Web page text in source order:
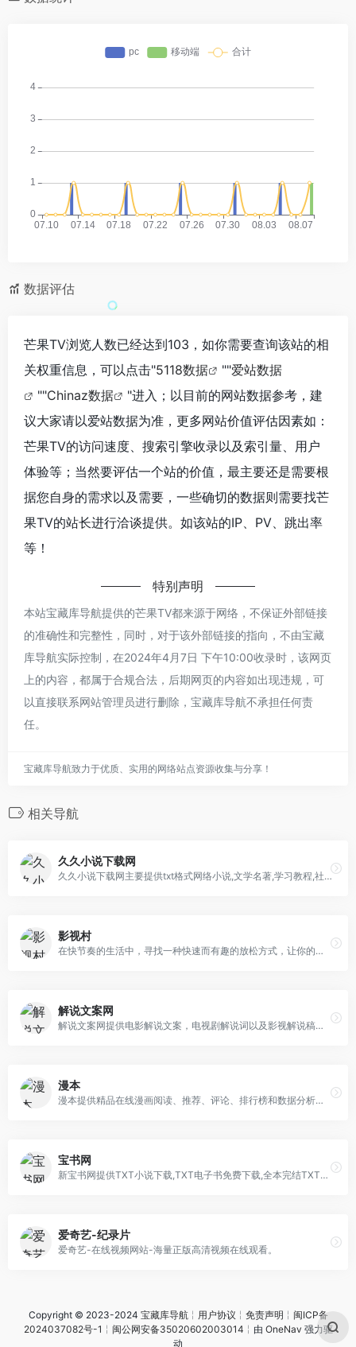
数据评估
芒果TV浏览人数已经达到103，如你需要查询该站的相
关权重信息，可以点击"5118数据 ""爱站数据
""Chinaz数据
"进入；以目前的网站数据参考，建
议大家请以爱站数据为准，更多网站价值评估因素如：
芒果TV的访问速度、搜索引擎收录以及索引量、用户
体验等；当然要评估一个站的价值，最主要还是需要根
据您自身的需求以及需要，一些确切的数据则需要找芒
果TV的站长进行洽谈提供。如该站的IP、PV、跳出率
等！
特别声明
本站宝藏库导航提供的芒果TV都来源于网络，不保证外部链接
的准确性和完整性，同时，对于该外部链接的指向，不由宝藏
库导航实际控制，在2024年4月7日 下午10:00收录时，该网页
上的内容，都属于合规合法，后期网页的内容如出现违规，可
以直接联系网站管理员进行删除，宝藏库导航不承担任何责
任。
宝藏库导航致力于优质、实用的网络站点资源收集与分享！
相关导航
久久小说下载网
久久小说下载网主要提供txt格式网络小说,文学名著,学习教程,社科书籍电子书免费下载.本站的宗旨在于为您提供海量的txt小说下载,欢迎您经常光临!
影视村
在快节奏的生活中，寻找一种快速而有趣的放松方式，让你的碎片时间也能变得精彩。网站有极其丰富的付费的微短剧资源，加载快，各种各样的类型，都市、言情、校园、逆袭等等，又土又上头的爽剧。
解说文案网
解说文案网提供电影解说文案，电视剧解说词以及影视解说稿文案素材，我们每天更新完整的电影文案内容和更完善影视简介资源大全，为创作者降低短视频创作门槛，快速打造火爆作品。
漫本
漫本提供精品在线漫画阅读、推荐、评论、排行榜和数据分析。漫本是古惑仔官方发行平台，拥有古惑仔全球的电子版权，目前古惑仔已连载到89话。漫本是华人原创漫画发行平台，也是一个在线漫画的阅读平台。
宝书网
新宝书网提供TXT小说下载,TXT电子书免费下载,全本完结TXT小说下载,宝书网TXT小说都是通过网友上传,宝书网精心整理而成,精品TXT全本小说电子书下载尽在新宝书网.
爱奇艺-纪录片
爱奇艺-在线视频网站-海量正版高清视频在线观看。
Copyright © 2023-2024 宝藏库导航╎ 用户协议 ╎ 免责声明 ╎ 闽ICP备
2024037082号-1 ╎ 闽公网安备35020602003014 ╎由 OneNav 强力驱
动